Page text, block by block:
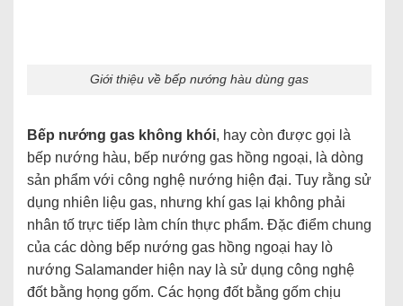
Giới thiệu về bếp nướng hàu dùng gas
Bếp nướng gas không khói, hay còn được gọi là
bếp nướng hàu, bếp nướng gas hồng ngoại, là dòng
sản phẩm với công nghệ nướng hiện đại. Tuy rằng sử
dụng nhiên liệu gas, nhưng khí gas lại không phải
nhân tố trực tiếp làm chín thực phẩm. Đặc điểm chung
của các dòng bếp nướng gas hồng ngoại hay lò
nướng Salamander hiện nay là sử dụng công nghệ
đốt bằng họng gốm. Các họng đốt bằng gốm chịu